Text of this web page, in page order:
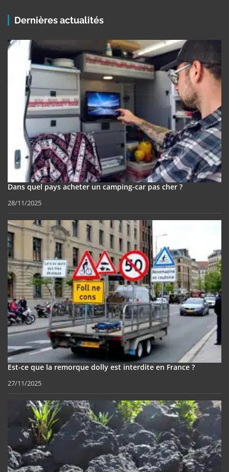
Dernières actualités
Dans quel pays acheter un camping-car pas cher ?
28/11/2025
Est-ce que la remorque dolly est interdite en France ?
27/11/2025